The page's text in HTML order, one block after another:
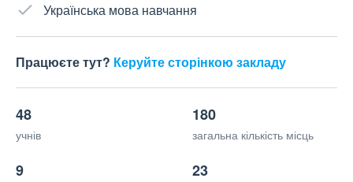
Українська мова навчання
Працюєте тут? Керуйте сторінкою закладу
48
учнів
180
загальна кількість місць
9 23